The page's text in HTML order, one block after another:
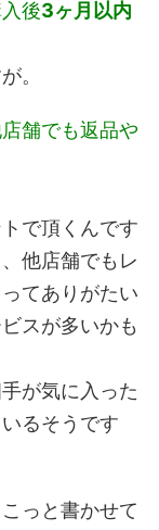
後3ヶ月以内
。
舗でも返品や
で頂くんです
他店舗でもレ
てありがたい
スが多いかも
が気に入った
るそうです
っと書かせて